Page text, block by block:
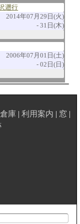
遡行
2014年07月29日(火)
31日(木)
2006年07月01日(土)
02日(日)
倉庫 利用案内
窓